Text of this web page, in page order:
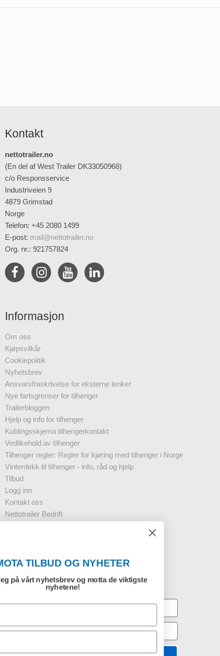
Kontakt
nettotrailer.no
(En del af West Trailer DK33050968)
c/o Responsservice
Industriveien 9
4879 Grimstad
Norge
Telefon: +45 2080 1499
E-post: mail@nettotrailer.no
Org. nr.: 921757824
Informasjon
Om oss
Kjøpsvilkår
Cookiepolitik
Nyhetsbrev
Ansvarsfraskrivelse for eksterne lenker
Nye fartsgrenser for tilhenger
Trailerbloggen
Hjelp og info for tilhenger
Koblingsskjema tilhengerkontakt
Vedlikehold av tilhenger
Tilhenger regler: Regler for kjøring med tilhenger i Norge
Vinterdekk til tilhenger - info, råd og hjelp
Tilbud
Logg inn
Kontakt oss
Nettotrailer Bedrift
Registrering nyhetsbrev
MOTA TILBUD OG NYHETER
Meld deg på vårt nyhetsbrev og motta de viktigste